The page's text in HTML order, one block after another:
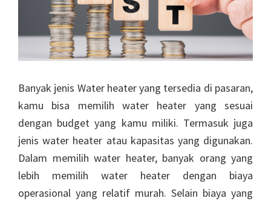
Banyak jenis Water heater yang tersedia di pasaran,
kamu bisa memilih water heater yang sesuai
dengan budget yang kamu miliki. Termasuk juga
jenis water heater atau kapasitas yang digunakan.
Dalam memilih water heater, banyak orang yang
lebih memilih water heater dengan biaya
operasional yang relatif murah. Selain biaya yang